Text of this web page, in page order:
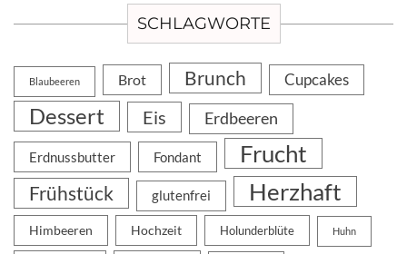
SCHLAGWORTE
Blaubeeren Brot Brunch Cupcakes
Dessert Eis Erdbeeren
Erdnussbutter Fondant Frucht
Frühstück glutenfrei Herzhaft
Himbeeren Hochzeit Holunderblüte Huhn